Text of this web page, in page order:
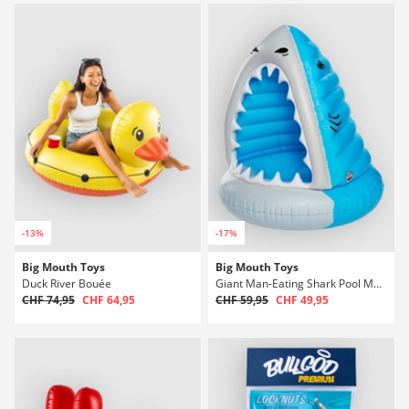
-13%
Big Mouth Toys
Duck River Bouée
CHF 74,95 CHF 64,95
-17%
Big Mouth Toys
Giant Man-Eating Shark Pool Matelas flottant
CHF 59,95 CHF 49,95